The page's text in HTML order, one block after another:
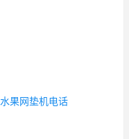
水果网垫机电话